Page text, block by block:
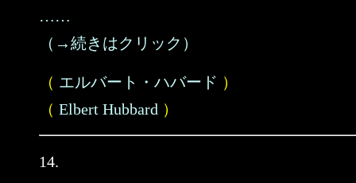
……
（→続きはクリック）
（ エルバート・ハバード ）
（ Elbert Hubbard ）
14.